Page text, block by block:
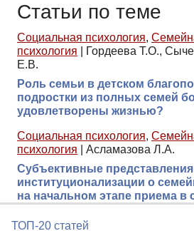
Статьи по теме
Социальная психология,
психология
Гордеева Т.О.,
Е.В.
Роль семьи в детском
подростки из полных семей
удовлетворены жизнью?
Социальная психология,
психология
Асламазова Л.А.
Субъективные
институционализации о
на начальном этапе приема в
ТОП-20 статей